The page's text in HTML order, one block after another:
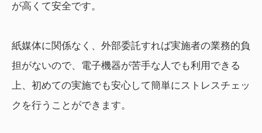
が高くて安全です。
紙媒体に関係なく、外部委託すれば実施者の業務的負
担がないので、電子機器が苦手な人でも利用できる
上、初めての実施でも安心して簡単にストレスチェッ
クを行うことができます。